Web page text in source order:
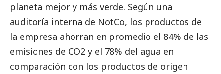
planeta mejor y más verde. Según una
auditoría interna de NotCo, los productos de
la empresa ahorran en promedio el 84% de las
emisiones de CO2 y el 78% del agua en
comparación con los productos de origen